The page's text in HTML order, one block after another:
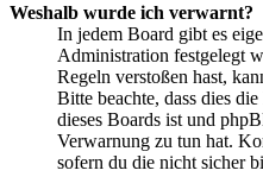
Weshalb wurde ich verwarnt?
In jedem Board gibt es
Administration festgelegt
Regeln verstoßen hast,
Bitte beachte, dass dies
dieses Boards ist und
Verwarnung zu tun hat.
sofern du die nicht sicher